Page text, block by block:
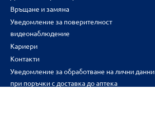
Връщане и замяна
Уведомление за поверителност
видеонаблюдение
Кариери
Контакти
Уведомление за обработване на лични данни
при поръчки с доставка до аптека